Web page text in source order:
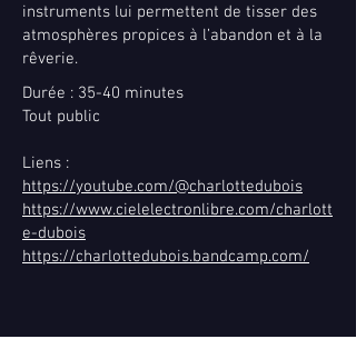
instruments lui permettent de tisser des
atmosphères propices à l’abandon et à la
rêverie.
Durée : 35-40 minutes
Tout public
Liens :
https://youtube.com/@charlottedubois
https://www.cielelectronlibre.com/charlott
e-dubois
https://charlottedubois.bandcamp.com/